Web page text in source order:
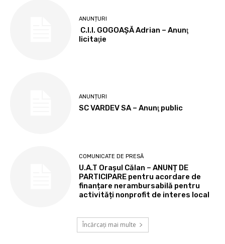
ANUNȚURI
C.I.I. GOGOAŞĂ Adrian – Anunţ
licitaţie
ANUNȚURI
SC VARDEV SA – Anunţ public
COMUNICATE DE PRESĂ
U.A.T Orașul Călan – ANUNȚ DE
PARTICIPARE pentru acordare de
finanțare nerambursabilă pentru
activități nonprofit de interes local
Încărcați mai multe